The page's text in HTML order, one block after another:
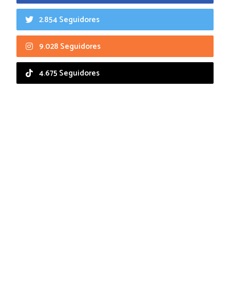
2.854 Seguidores
9.028 Seguidores
4.675 Seguidores